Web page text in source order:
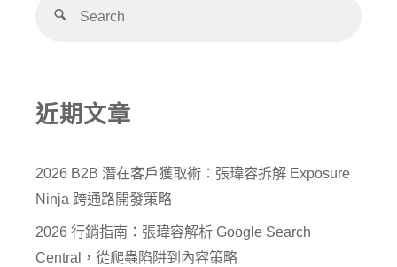
近期文章
2026 B2B 潛在客戶獲取術：張瑋容拆解 Exposure
Ninja 跨通路開發策略
2026 行銷指南：張瑋容解析 Google Search
Central，從爬蟲陷阱到內容策略